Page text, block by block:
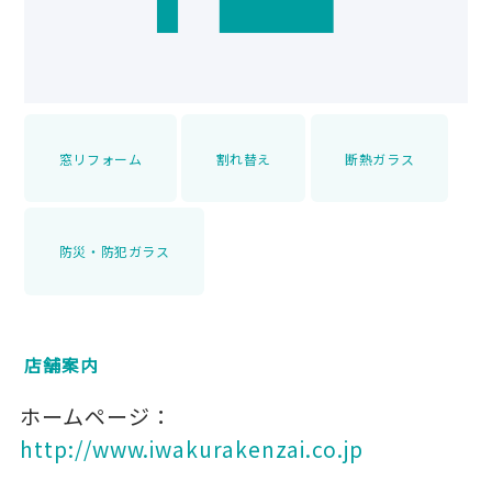
窓リフォーム 割れ替え 断熱ガラス
防災・防犯ガラス
店舗案内
ホームページ：
http://www.iwakurakenzai.co.jp